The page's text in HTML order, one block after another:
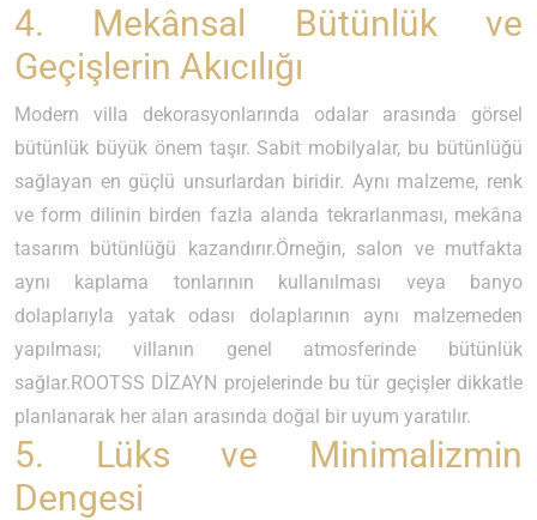
4. Mekânsal Bütünlük ve
Geçişlerin Akıcılığı
Modern villa dekorasyonlarında odalar arasında görsel
bütünlük büyük önem taşır. Sabit mobilyalar, bu bütünlüğü
sağlayan en güçlü unsurlardan biridir. Aynı malzeme, renk
ve form dilinin birden fazla alanda tekrarlanması, mekâna
tasarım bütünlüğü kazandırır.Örneğin, salon ve mutfakta
aynı kaplama tonlarının kullanılması veya banyo
dolaplarıyla yatak odası dolaplarının aynı malzemeden
yapılması; villanın genel atmosferinde bütünlük
sağlar.ROOTSS DİZAYN projelerinde bu tür geçişler dikkatle
planlanarak her alan arasında doğal bir uyum yaratılır.
5. Lüks ve Minimalizmin
Dengesi